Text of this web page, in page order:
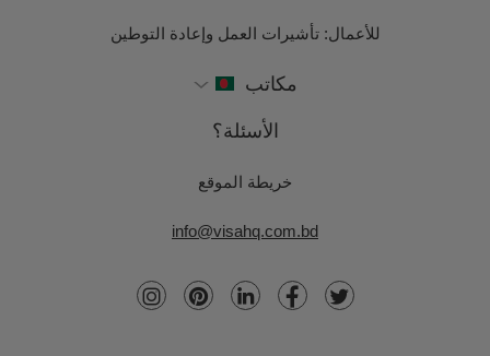
للأعمال: تأشيرات العمل وإعادة التوطين
مكاتب
الأسئلة؟
خريطة الموقع
info@visahq.com.bd